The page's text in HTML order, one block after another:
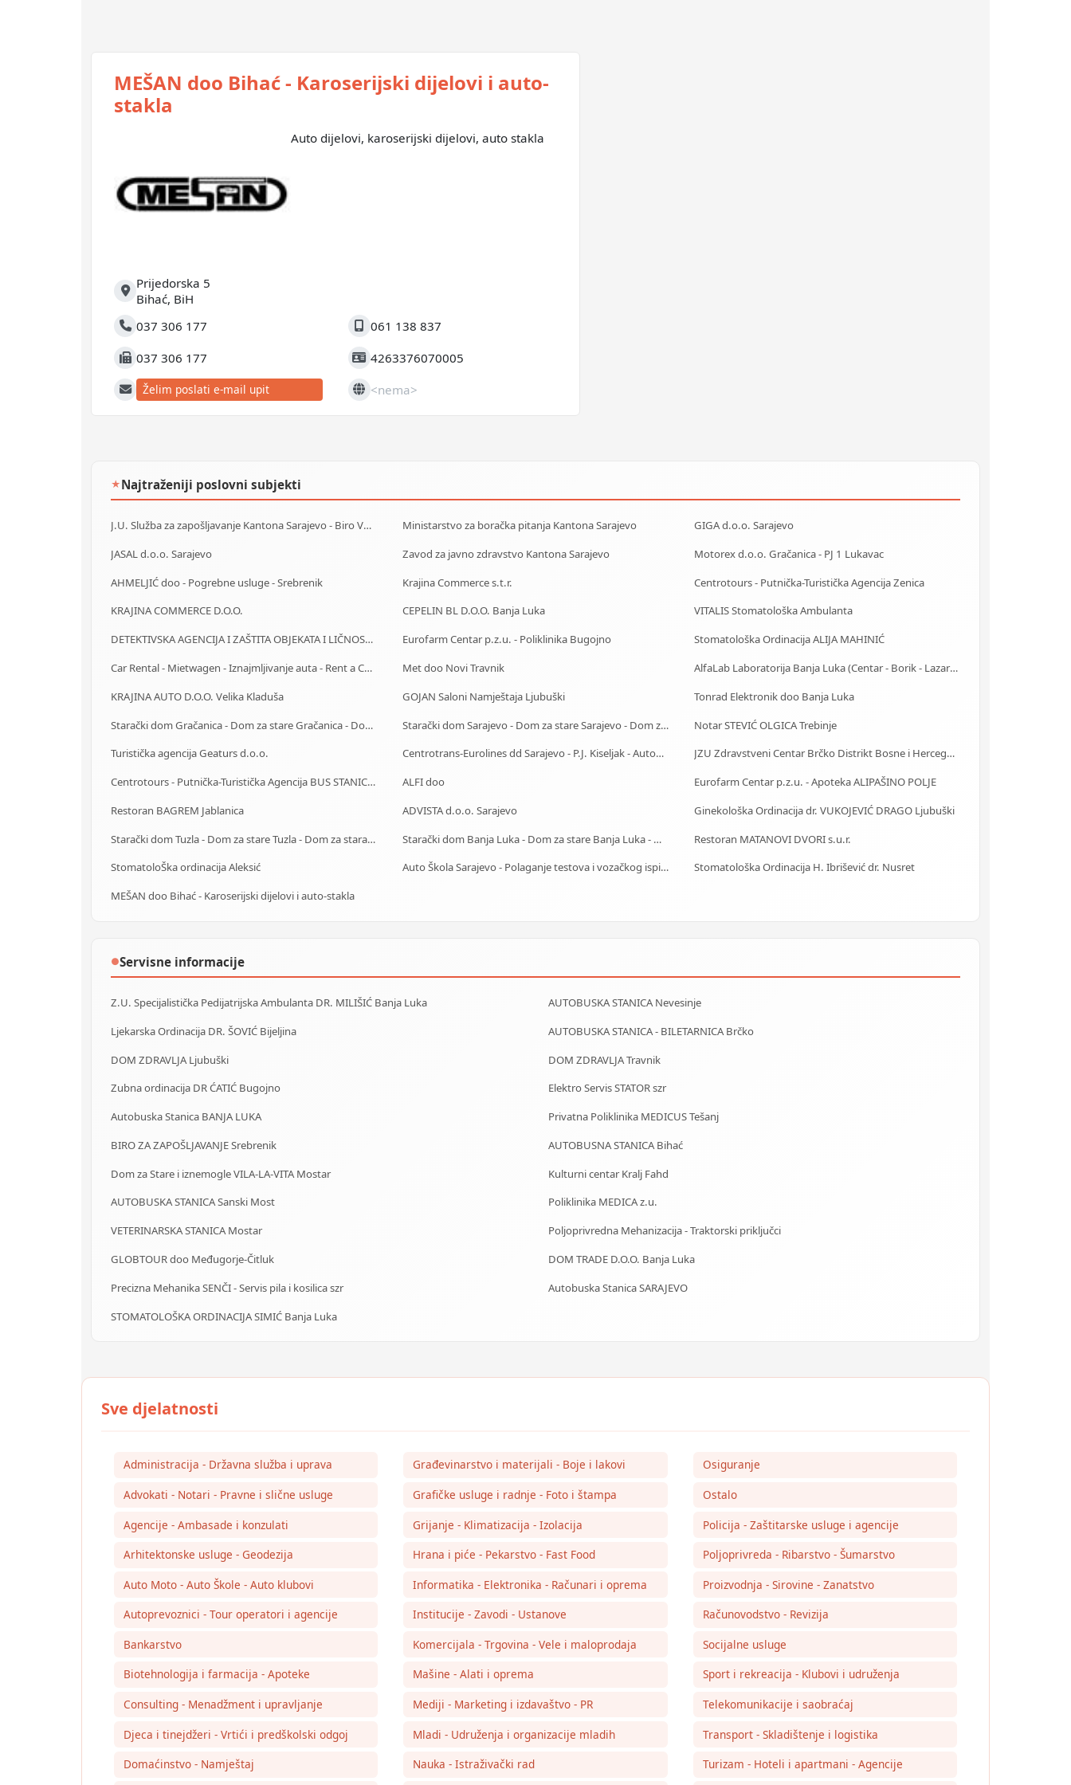
MEŠAN doo Bihać - Karoserijski dijelovi i auto-
stakla
Auto dijelovi, karoserijski dijelovi, auto stakla
Adresa
Prijedorska 5
Bihać, BiH
Telefon037 306 177 Mobilni061 138 837
Fax 037 306 177 JIB 4263376070005
E-mailŽelim poslati e-mail upit Web <nema>
★Najtraženiji poslovni subjekti
J.U. Služba za zapošljavanje Kantona Sarajevo - Biro Vogošća Ministarstvo za boračka pitanja Kantona Sarajevo
GIGA d.o.o. Sarajevo
JASAL d.o.o. Sarajevo
Zavod za javno zdravstvo Kantona Sarajevo
Motorex d.o.o. Gračanica - PJ 1 Lukavac
AHMELJIĆ doo - Pogrebne usluge - Srebrenik
Krajina Commerce s.t.r.
Centrotours - Putnička-Turistička Agencija Zenica
KRAJINA COMMERCE D.O.O.
CEPELIN BL D.O.O. Banja Luka
VITALIS Stomatološka Ambulanta
DETEKTIVSKA AGENCIJA I ZAŠTITA OBJEKATA I LIČNOSTI ALFA DM Travnik
Eurofarm Centar p.z.u. - Poliklinika Bugojno
Stomatološka Ordinacija ALIJA MAHINIĆ
Car Rental - Mietwagen - Iznajmljivanje auta - Rent a Car Bihać
Met doo Novi Travnik
AlfaLab Laboratorija Banja Luka (Centar - Borik - Lazarevo)
KRAJINA AUTO D.O.O. Velika Kladuša
GOJAN Saloni Namještaja Ljubuški
Tonrad Elektronik doo Banja Luka
Starački dom Gračanica - Dom za stare Gračanica - Dom za stara lica Gračanica
Starački dom Sarajevo - Dom za stare Sarajevo - Dom za stara lica Sarajevo
Notar STEVIĆ OLGICA Trebinje
Turistička agencija Geaturs d.o.o.
Centrotrans-Eurolines dd Sarajevo - P.J. Kiseljak - Autobuska stanica
JZU Zdravstveni Centar Brčko Distrikt Bosne i Hercegovine
Centrotours - Putnička-Turistička Agencija BUS STANICA Sarajevo
ALFI doo
Eurofarm Centar p.z.u. - Apoteka ALIPAŠINO POLJE
Restoran BAGREM Jablanica
ADVISTA d.o.o. Sarajevo
Ginekološka Ordinacija dr. VUKOJEVIĆ DRAGO Ljubuški
Starački dom Tuzla - Dom za stare Tuzla - Dom za stara lica Tuzla
Starački dom Banja Luka - Dom za stare Banja Luka - Dom za stara lica Banjaluka
Restoran MATANOVI DVORI s.u.r.
StomatoloŠka ordinacija Aleksić
Auto Škola Sarajevo - Polaganje testova i vozačkog ispita
Stomatološka Ordinacija H. Ibrišević dr. Nusret
MEŠAN doo Bihać - Karoserijski dijelovi i auto-stakla
●Servisne informacije
Z.U. Specijalistička Pedijatrijska Ambulanta DR. MILIŠIĆ Banja Luka
AUTOBUSKA STANICA Nevesinje
Ljekarska Ordinacija DR. ŠOVIĆ Bijeljina
AUTOBUSKA STANICA - BILETARNICA Brčko
DOM ZDRAVLJA Ljubuški
DOM ZDRAVLJA Travnik
Zubna ordinacija DR ĆATIĆ Bugojno
Elektro Servis STATOR szr
Autobuska Stanica BANJA LUKA
Privatna Poliklinika MEDICUS Tešanj
BIRO ZA ZAPOŠLJAVANJE Srebrenik
AUTOBUSNA STANICA Bihać
Dom za Stare i iznemogle VILA-LA-VITA Mostar
Kulturni centar Kralj Fahd
AUTOBUSKA STANICA Sanski Most
Poliklinika MEDICA z.u.
VETERINARSKA STANICA Mostar
Poljoprivredna Mehanizacija - Traktorski priključci
GLOBTOUR doo Međugorje-Čitluk
DOM TRADE D.O.O. Banja Luka
Precizna Mehanika SENČI - Servis pila i kosilica szr
Autobuska Stanica SARAJEVO
STOMATOLOŠKA ORDINACIJA SIMIĆ Banja Luka
Administracija - Državna služba i uprava
Advokati - Notari - Pravne i slične usluge
Agencije - Ambasade i konzulati
Arhitektonske usluge - Geodezija
Auto Moto - Auto Škole - Auto klubovi
Autoprevoznici - Tour operatori i agencije
Bankarstvo
Biotehnologija i farmacija - Apoteke
Consulting - Menadžment i upravljanje
Djeca i tinejdžeri - Vrtići i predškolski odgoj
Domaćinstvo - Namještaj
Građevinarstvo i materijali - Boje i lakovi
Grafičke usluge i radnje - Foto i štampa
Grijanje - Klimatizacija - Izolacija
Hrana i piće - Pekarstvo - Fast Food
Informatika - Elektronika - Računari i oprema
Institucije - Zavodi - Ustanove
Komercijala - Trgovina - Vele i maloprodaja
Mašine - Alati i oprema
Mediji - Marketing i izdavaštvo - PR
Mladi - Udruženja i organizacije mladih
Nauka - Istraživački rad
Osiguranje
Ostalo
Policija - Zaštitarske usluge i agencije
Poljoprivreda - Ribarstvo - Šumarstvo
Proizvodnja - Sirovine - Zanatstvo
Računovodstvo - Revizija
Socijalne usluge
Sport i rekreacija - Klubovi i udruženja
Telekomunikacije i saobraćaj
Transport - Skladištenje i logistika
Turizam - Hoteli i apartmani - Agencije